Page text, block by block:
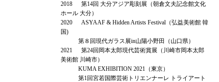
2018 第14回 大分アジア彫刻展（朝倉文夫記念館文化
ホール 大分）
2020 ASYAAF & Hidden Artists Festival（弘益美術館 韓
国)
第８回現代ガラス展in山陽小野田（山口県）
2021 第24回岡本太郎現代芸術賞展（川崎市岡本太郎
美術館 川崎市）
KUMA EXHIBITION 2021（東京）
第1回宮若国際芸術トリエンナーレ トライアート